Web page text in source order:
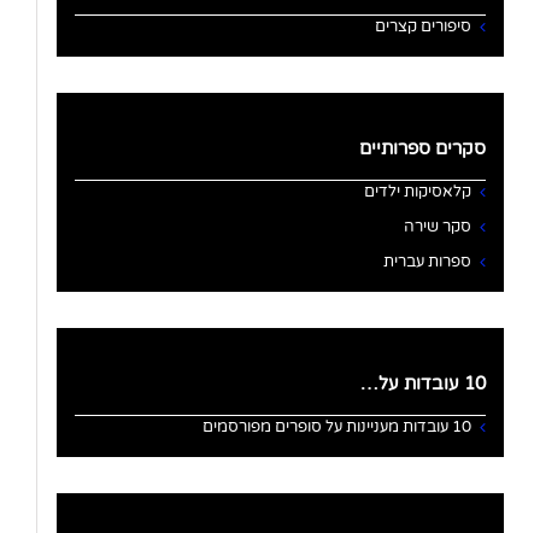
סיפורים קצרים
סקרים ספרותיים
קלאסיקות ילדים
סקר שירה
ספרות עברית
10 עובדות על…
10 עובדות מעניינות על סופרים מפורסמים